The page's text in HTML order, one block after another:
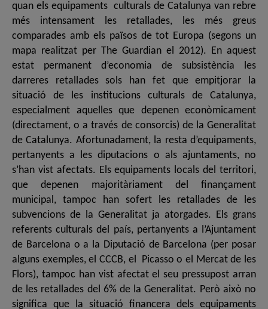
quan els equipaments culturals de Catalunya van rebre
més intensament les retallades, les més greus
comparades amb els països de tot Europa (segons un
mapa realitzat per The Guardian el 2012). En aquest
estat permanent d’economia de subsistència les
darreres retallades sols han fet que empitjorar la
situació de les institucions culturals de Catalunya,
especialment aquelles que depenen econòmicament
(directament, o a través de consorcis) de la Generalitat
de Catalunya. Afortunadament, la resta d’equipaments,
pertanyents a les diputacions o als ajuntaments, no
s’han vist afectats. Els equipaments locals del territori,
que depenen majoritàriament del finançament
municipal, tampoc han sofert les retallades de les
subvencions de la Generalitat ja atorgades. Els grans
referents culturals del país, pertanyents a l’Ajuntament
de Barcelona o a la Diputació de Barcelona (per posar
alguns exemples, el CCCB, el Picasso o el Mercat de les
Flors), tampoc han vist afectat el seu pressupost arran
de les retallades del 6% de la Generalitat. Però això no
significa que la situació financera dels equipaments